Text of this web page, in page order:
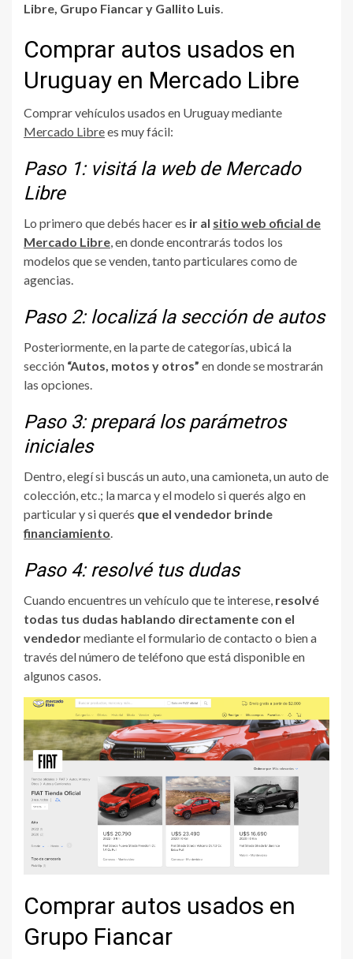
Libre, Grupo Fiancar y Gallito Luis.
Comprar autos usados en
Uruguay en Mercado Libre
Comprar vehículos usados en Uruguay mediante
Mercado Librees muy fácil:
Paso 1: visitá la web de Mercado
Libre
Lo primero que debés hacer es ir al sitio web oficial de
Mercado Libre, en donde encontrarás todos los
modelos que se venden, tanto particulares como de
agencias.
Paso 2: localizá la sección de autos
Posteriormente, en la parte de categorías, ubicá la
sección “Autos, motos y otros” en donde se mostrarán
las opciones.
Paso 3: prepará los parámetros
iniciales
Dentro, elegí si buscás un auto, una camioneta, un auto de
colección, etc.; la marca y el modelo si querés algo en
particular y si querés que el vendedor brinde
financiamiento.
Paso 4: resolvé tus dudas
Cuando encuentres un vehículo que te interese, resolvé
todas tus dudas hablando directamente con el
vendedormediante el formulario de contacto o bien a
través del número de teléfono que está disponible en
algunos casos.
Comprar autos usados en
Grupo Fiancar